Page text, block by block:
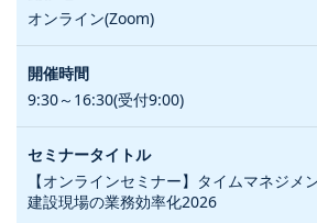
オンライン(Zoom)
9:30～16:30(受付9:00)
【オンラインセミナー】タイムマネジメ
建設現場の業務効率化2026